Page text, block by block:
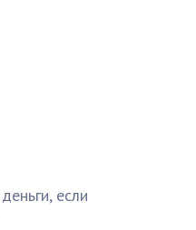
если